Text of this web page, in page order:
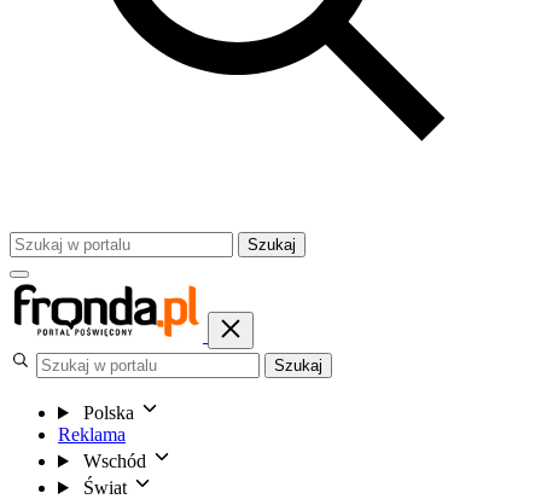
Szukaj
Szukaj
Polska
Reklama
Wschód
Świat